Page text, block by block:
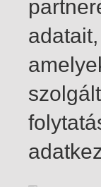
1-2 / insgesamt 2